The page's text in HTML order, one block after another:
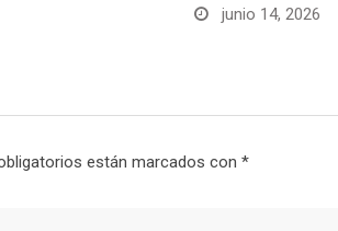
junio 14, 2026
están marcados con *